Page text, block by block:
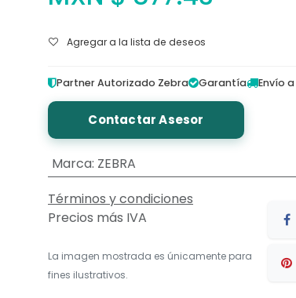
Agregar a la lista de deseos
Partner Autorizado Zebra Garantía Envío
Contactar Asesor
Marca: ZEBRA
Términos y condiciones
Precios más IVA
La imagen mostrada es únicamente para
fines ilustrativos.